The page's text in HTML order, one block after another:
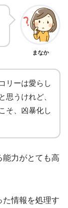
まなか
リーは愛らし
思うけれど、
そ、凶暴化し
能力がとても高
た情報を処理す